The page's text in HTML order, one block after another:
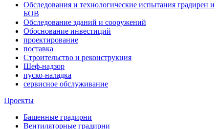
Обследования и технологические испытания градирен и
БОВ
Обследование зданий и сооружений
Обоснование инвестиций
проектирование
поставка
Строительство и реконструкция
Шеф-надзор
пуско-наладка
сервисное обслуживание
Проекты
Башенные градирни
Вентиляторные градирни